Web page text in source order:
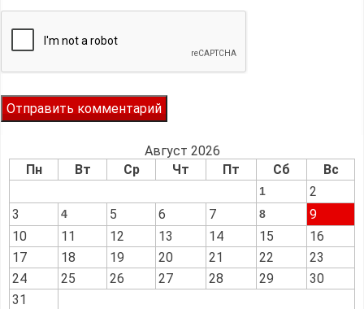
Август 2026
Пн
Вт Ср Чт Пт Сб Вс
1
2
3
4 5 6 7 8
9
10
11 12 13 14 15
16
17
18 19 20 21 22
23
24
25 26 27 28 29
30
31